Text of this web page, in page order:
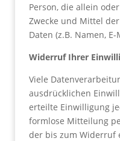
Person, die allein
Zwecke und Mittel
Daten (z.B. Namen,
Widerruf Ihrer
Viele
ausdrücklichen
erteilte Einwilligung
formlose Mitteilung
der bis zum Widerruf